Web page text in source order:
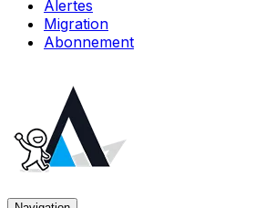
Alertes
Migration
Abonnement